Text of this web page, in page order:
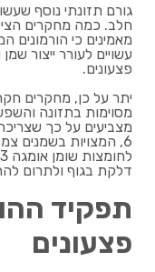
גורם תזונתי נוסף
חלב. כמה מחקרים
מאמינים כי הורמונים
עשויים לעורר ייצור
פצעונים.
יתר על כן, מחקרים
מסוימות בתזונה
מצביעים על כך
6, המצויות בשמנים
דלקת בגוף ולתרום
תפקיד
פצעונים